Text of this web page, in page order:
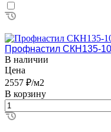
Профнастил СКН135-
В наличии
Цена
2557 ₽/м2
В корзину